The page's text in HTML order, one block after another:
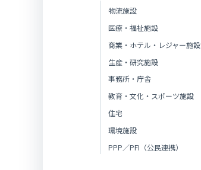
物流施設
医療・福祉施設
商業・ホテル・レジャー施設
生産・研究施設
事務所・庁舎
教育・文化・スポーツ施設
住宅
環境施設
PPP／PFI（公民連携）